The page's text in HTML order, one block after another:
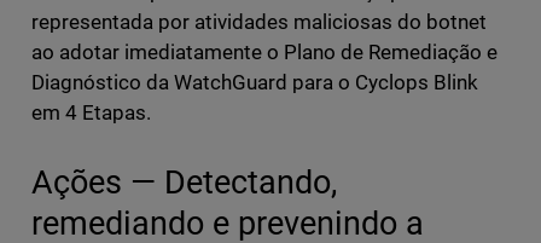
representada por atividades maliciosas do botnet
ao adotar imediatamente o Plano de Remediação e
Diagnóstico da WatchGuard para o Cyclops Blink
em 4 Etapas.
Ações — Detectando,
remediando e prevenindo a